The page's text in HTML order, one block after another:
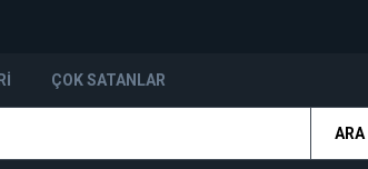
ÇOK SATANLAR
ARA